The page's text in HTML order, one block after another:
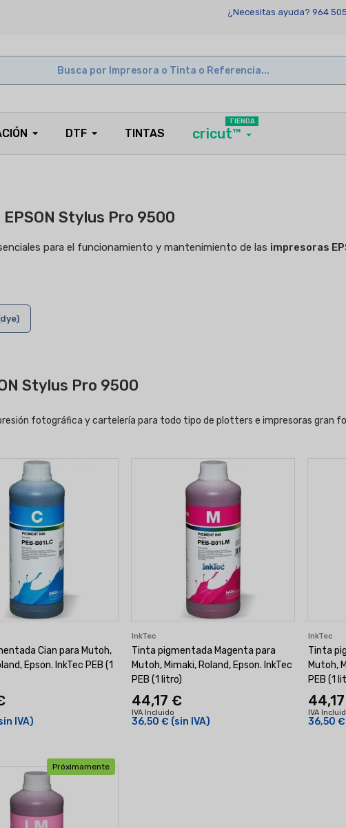
¿Necesitas ayuda? 964
DTF TINTAS cricut™
TIENDA
Stylus Pro 9500
para el funcionamiento y mantenimiento de las impresoras
Stylus Pro 9500
fotográfica y cartelería para todo tipo de plotters e impresoras gran
Cian para Mutoh,
Epson. InkTec PEB (1
IVA)
InkTec
Tinta pigmentada Magenta para
Mutoh, Mimaki, Roland, Epson. InkTec
PEB (1 litro)
44,17 €
IVA Incluido
36,50 € (sin IVA)
InkTec
Tinta
Mutoh,
PEB (1
IVA
36,50 €
Próximamente